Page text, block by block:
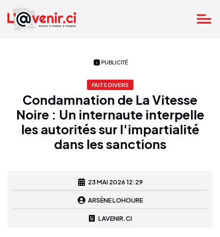
PUBLICITÉ
FAITS DIVERS
Condamnation de La Vitesse
Noire : Un internaute interpelle
les autorités sur l'impartialité
dans les sanctions
23 MAI 2026 12:29
ARSÈNE LOHOURE
LAVENIR.CI